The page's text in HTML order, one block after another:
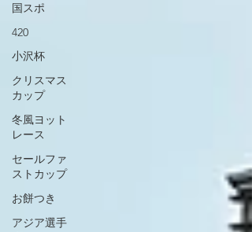
国スポ
420
小沢杯
クリスマス
カップ
冬風ヨット
レース
セールファ
ストカップ
お餅つき
アジア選手